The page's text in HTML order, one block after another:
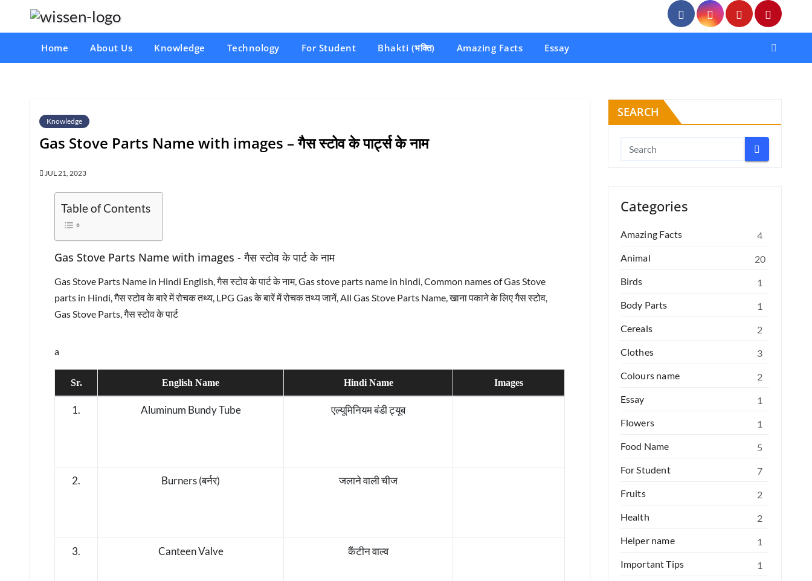
Home About Us Knowledge Technology For Student Bhakti (भक्ति) Amazing Facts Essay
Knowledge
Gas Stove Parts Name with images – गैस स्टोव के पार्ट्स के नाम
JUL 21, 2023
Table of Contents
Gas Stove Parts Name with images - गैस स्टोव के पार्ट के नाम
Gas Stove Parts Name in Hindi English, गैस स्टोव के पार्ट के नाम, Gas stove parts name in hindi, Common names of Gas Stove
parts in Hindi, गैस स्टोव के बारे में रोचक तथ्य, LPG Gas के बारें में रोचक तथ्य जानें, All Gas Stove Parts Name, खाना पकाने के लिए गैस स्टोव,
Gas Stove Parts, गैस स्टोव के पार्ट
a
Sr. English Name Hindi Name Images
1. Aluminum Bundy Tube एल्यूमिनियम बंडी ट्यूब
2. Burners (बर्नर) जलाने वाली चीज
3. Canteen Valve कैंटीन वाल्व
SEARCH
Categories
Amazing Facts
4
Animal
20
Birds
1
Body Parts
1
Cereals
2
Clothes
3
Colours name
2
Essay
1
Flowers
1
Food Name
5
For Student
7
Fruits
2
Health
2
Helper name
1
Important Tips
1